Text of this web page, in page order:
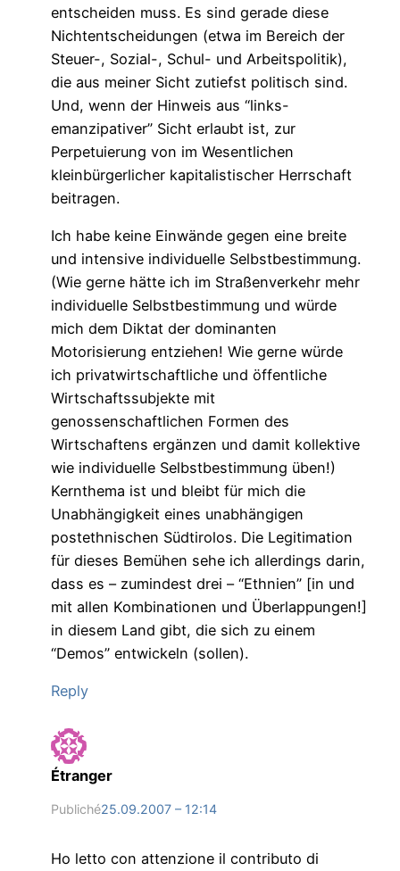
entscheiden muss. Es sind gerade diese
Nichtentscheidungen (etwa im Bereich der
Steuer-, Sozial-, Schul- und Arbeitspolitik),
die aus meiner Sicht zutiefst politisch sind.
Und, wenn der Hinweis aus “links-
emanzipativer” Sicht erlaubt ist, zur
Perpetuierung von im Wesentlichen
kleinbürgerlicher kapitalistischer Herrschaft
beitragen.
Ich habe keine Einwände gegen eine breite
und intensive individuelle Selbstbestimmung.
(Wie gerne hätte ich im Straßenverkehr mehr
individuelle Selbstbestimmung und würde
mich dem Diktat der dominanten
Motorisierung entziehen! Wie gerne würde
ich privatwirtschaftliche und öffentliche
Wirtschaftssubjekte mit
genossenschaftlichen Formen des
Wirtschaftens ergänzen und damit kollektive
wie individuelle Selbstbestimmung üben!)
Kernthema ist und bleibt für mich die
Unabhängigkeit eines unabhängigen
postethnischen Südtirolos. Die Legitimation
für dieses Bemühen sehe ich allerdings darin,
dass es – zumindest drei – “Ethnien” [in und
mit allen Kombinationen und Überlappungen!]
in diesem Land gibt, die sich zu einem
“Demos” entwickeln (sollen).
Reply
Étranger
Publiché25.09.2007 – 12:14
Ho letto con attenzione il contributo di